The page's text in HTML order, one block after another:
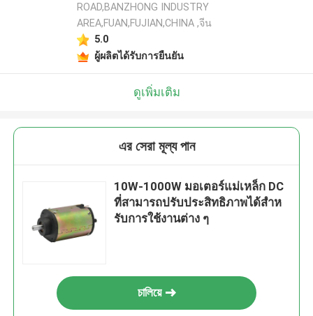
ROAD,BANZHONG INDUSTRY
AREA,FUAN,FUJIAN,CHINA ,จีน
5.0
ผู้ผลิตได้รับการยืนยัน
ดูเพิ่มเติม
এর সেরা মূল্য পান
10W-1000W มอเตอร์แม่เหล็ก DC
ที่สามารถปรับประสิทธิภาพได้สําห
รับการใช้งานต่าง ๆ
চালিয়ে